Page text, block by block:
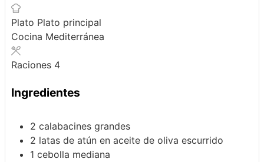
Plato Plato principal
Cocina Mediterránea
Raciones 4
Ingredientes
2 calabacines grandes
2 latas de atún en aceite de oliva escurrido
1 cebolla mediana